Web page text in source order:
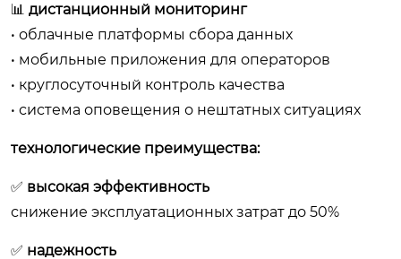
📊 дистанционный мониторинг
• облачные платформы сбора данных
• мобильные приложения для операторов
• круглосуточный контроль качества
• система оповещения о нештатных ситуациях
технологические преимущества:
✅ высокая эффективность
снижение эксплуатационных затрат до 50%
✅ надежность